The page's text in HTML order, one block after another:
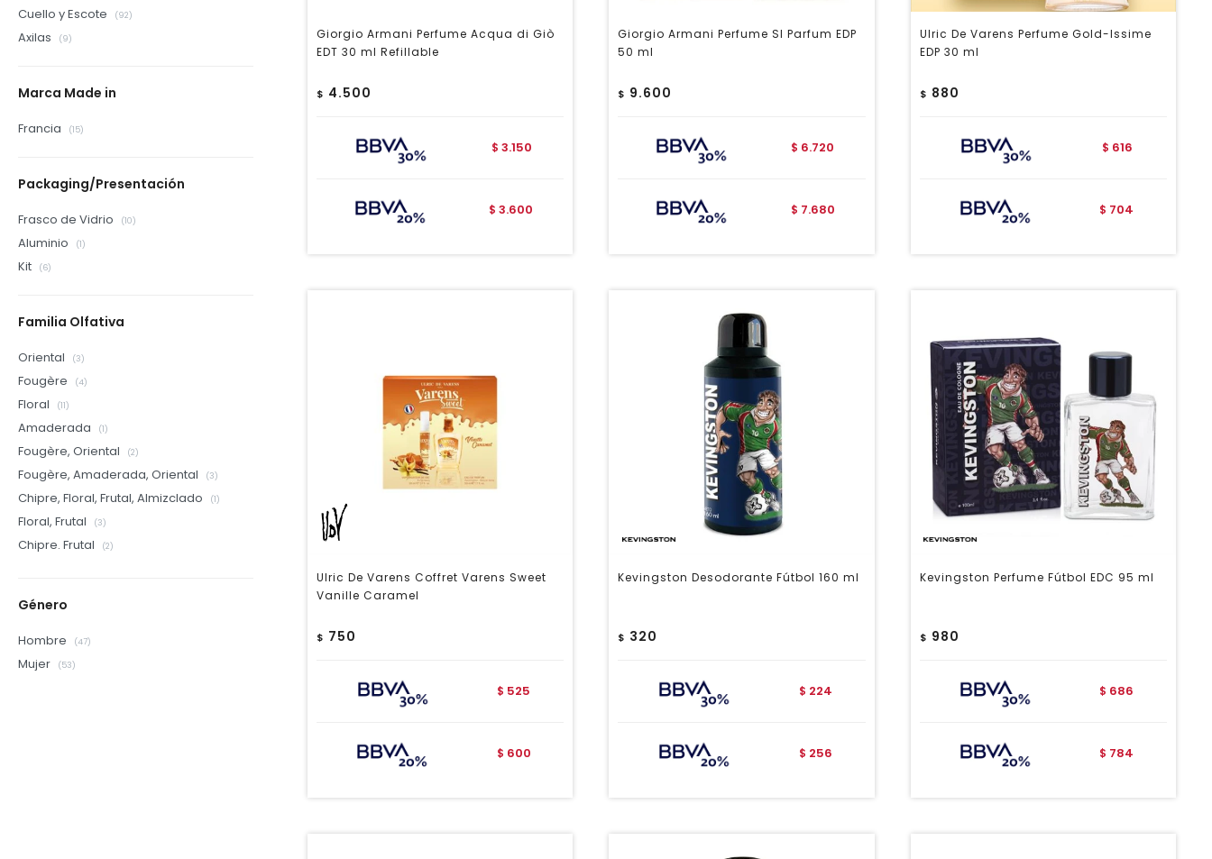
Giorgio Armani Perfume Acqua di Giò
EDT 30 ml Refillable
$ 4.500
$ 3.150
$ 3.600
Giorgio Armani Perfume SI Parfum EDP
50 ml
$ 9.600
$ 6.720
$ 7.680
Ulric De Varens Perfume Gold-Issime
EDP 30 ml
$ 880
$ 616
$ 704
Ulric De Varens Coffret Varens Sweet
Vanille Caramel
$ 750
$ 525
$ 600
Kevingston Desodorante Fútbol 160 ml
$ 320
$ 224
$ 256
Kevingston Perfume Fútbol EDC 95 ml
$ 980
$ 686
$ 784
Cuello y Escote (92)
Axilas (9)
Marca Made in
Francia (15)
Packaging/Presentación
Frasco de Vidrio (10)
Aluminio (1)
Kit (6)
Familia Olfativa
Oriental (3)
Fougère (4)
Floral (11)
Amaderada (1)
Fougère, Oriental (2)
Fougère, Amaderada, Oriental (3)
Chipre, Floral, Frutal, Almizclado (1)
Floral, Frutal (3)
Chipre. Frutal (2)
Género
Hombre (47)
Mujer (53)